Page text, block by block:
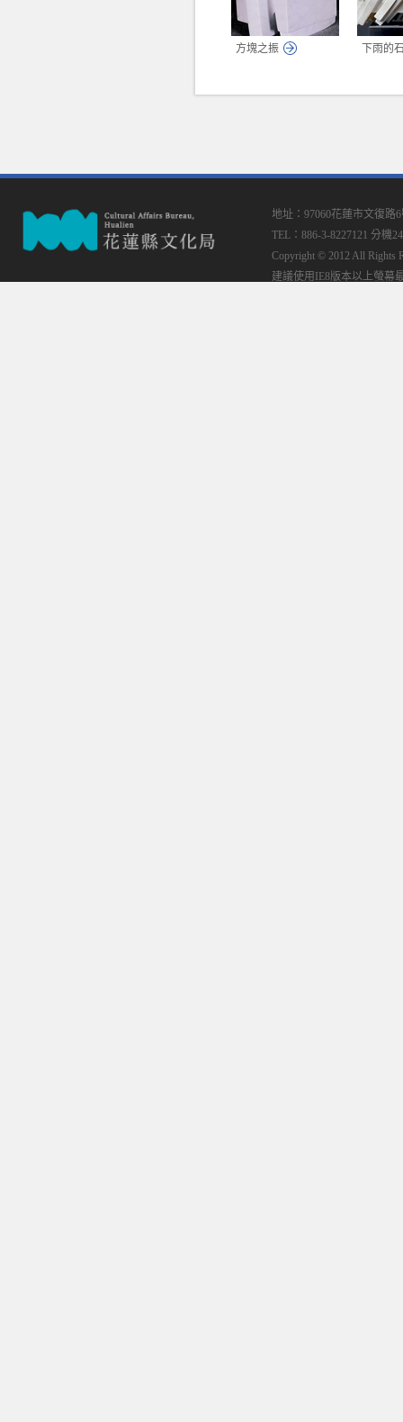
方塊之振 下雨的
地址：97060花蓮市文復路
TEL：886-3-8227121 分機
Copyright © 2012 All Rights
建議使用IE8版本以上螢幕